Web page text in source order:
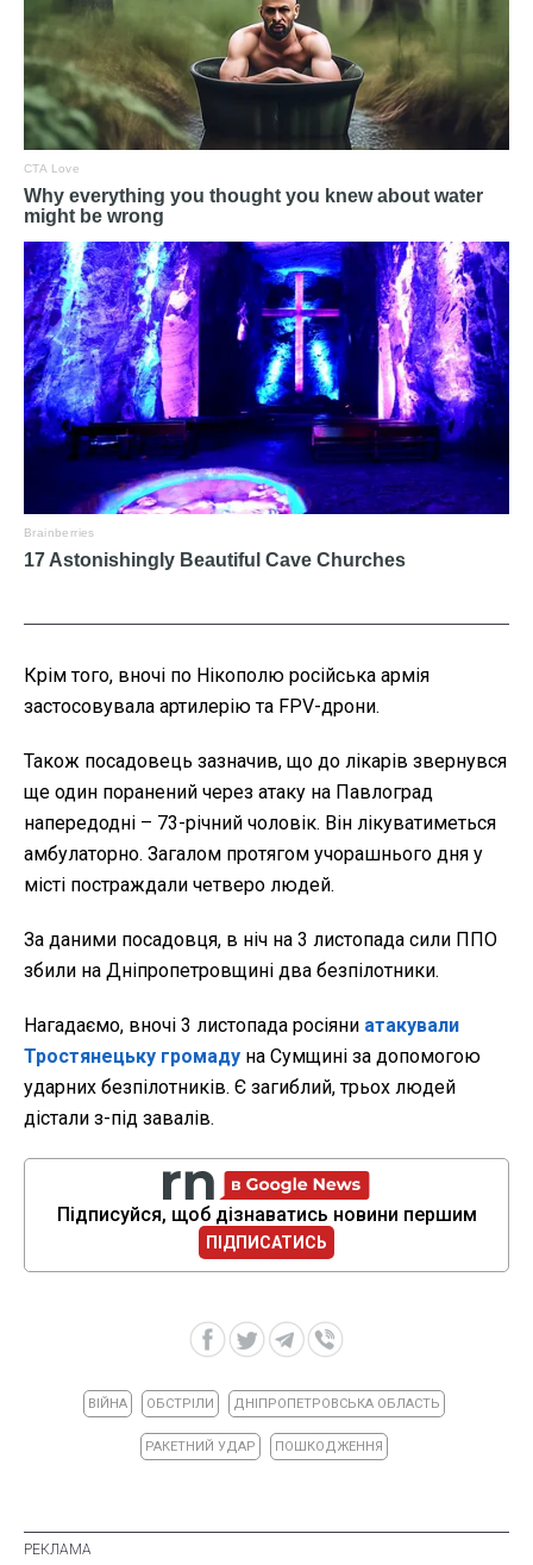
Крім того, вночі по Нікополю російська армія
застосовувала артилерію та FPV-дрони.
Також посадовець зазначив, що до лікарів звернувся
ще один поранений через атаку на Павлоград
напередодні – 73-річний чоловік. Він лікуватиметься
амбулаторно. Загалом протягом учорашнього дня у
місті постраждали четверо людей.
За даними посадовця, в ніч на 3 листопада сили ППО
збили на Дніпропетровщині два безпілотники.
Нагадаємо, вночі 3 листопада росіяни атакували
Тростянецьку громаду на Сумщині за допомогою
ударних безпілотників. Є загиблий, трьох людей
дістали з-під завалів.
Підписуйся, щоб дізнаватись новини першим
ПІДПИСАТИСЬ
ВІЙНА ОБСТРІЛИ ДНІПРОПЕТРОВСЬКА ОБЛАСТЬ
РАКЕТНИЙ УДАР ПОШКОДЖЕННЯ